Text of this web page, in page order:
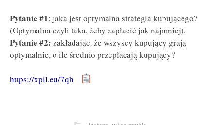
Pytanie #1: jaka jest optymalna strategia kupującego?
(Optymalna czyli taka, żeby zapłacić jak najmniej).
Pytanie #2: zakładając, że wszyscy kupujący grają
optymalnie, o ile średnio przepłacają kupujący?
https://xpil.eu/7qh